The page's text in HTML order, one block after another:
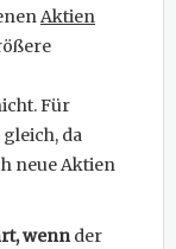
Aktien
Für
da
neue Aktien
wennder